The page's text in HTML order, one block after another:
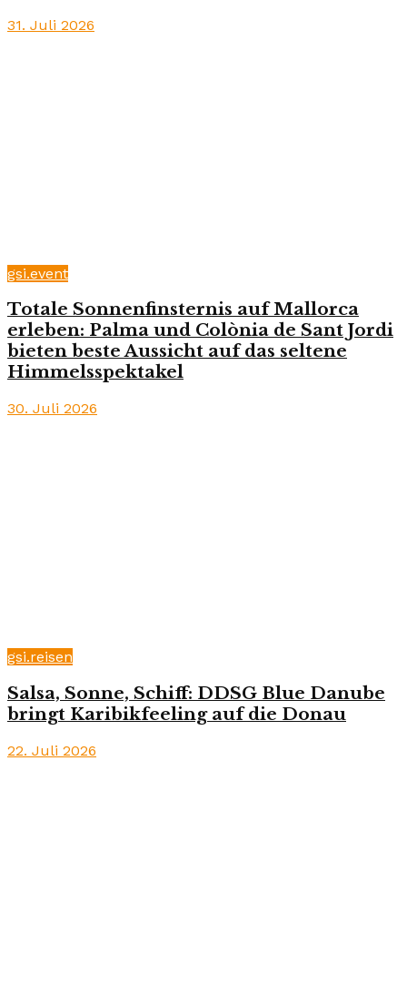
31. Juli 2026
gsi.event
Totale Sonnenfinsternis auf Mallorca
erleben: Palma und Colònia de Sant Jordi
bieten beste Aussicht auf das seltene
Himmelsspektakel
30. Juli 2026
gsi.reisen
Salsa, Sonne, Schiff: DDSG Blue Danube
bringt Karibikfeeling auf die Donau
22. Juli 2026